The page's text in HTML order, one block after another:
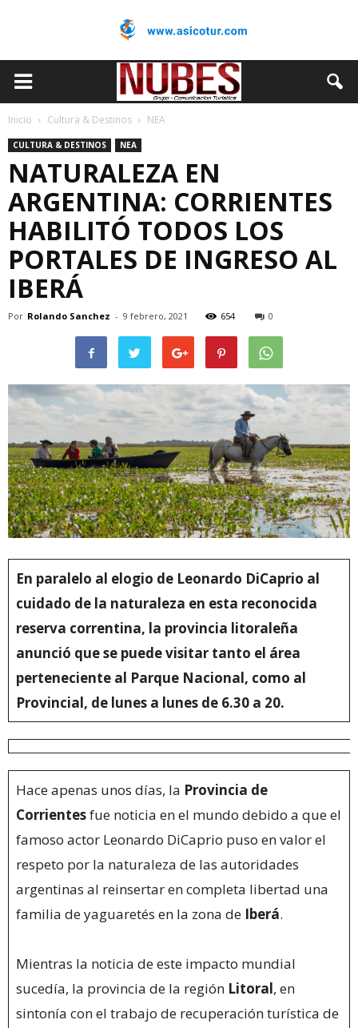
Inicio Cultura & Destinos NEA
CULTURA & DESTINOS NEA
NATURALEZA EN
ARGENTINA: CORRIENTES
HABILITÓ TODOS LOS
PORTALES DE INGRESO AL
IBERÁ
Por Rolando Sanchez - 9 febrero, 2021 654 0
En paralelo al elogio de Leonardo DiCaprio al
cuidado de la naturaleza en esta reconocida
reserva correntina, la provincia litoraleña
anunció que se puede visitar tanto el área
perteneciente al Parque Nacional, como al
Provincial, de lunes a lunes de 6.30 a 20.
Hace apenas unos días, la Provincia de
Corrientesfue noticia en el mundo debido a que el
famoso actor Leonardo DiCaprio puso en valor el
respeto por la naturaleza de las autoridades
argentinas al reinsertar en completa libertad una
familia de yaguaretés en la zona de Iberá.
Mientras la noticia de este impacto mundial
sucedía, la provincia de la región Litoral, en
sintonía con el trabajo de recuperación turística de